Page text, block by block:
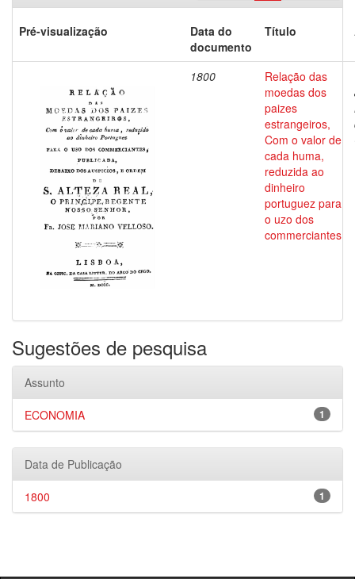
Pré-visualização
Data do
documento
Título
1800
Relação das
moedas dos
paizes
estrangeiros,
Com o valor de
cada huma,
reduzida ao
dinheiro
portuguez para
o uzo dos
commerciantes
Sugestões de pesquisa
Assunto
1
ECONOMIA
Data de Publicação
1
1800